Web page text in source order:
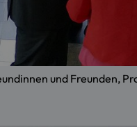
und Freunden,